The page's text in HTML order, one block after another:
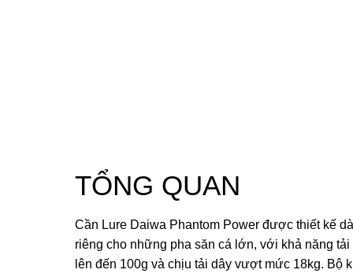
TỔNG QUAN
Cần Lure Daiwa Phantom Power được thiết kế
riêng cho những pha săn cá lớn, với khả năng tải
lên đến 100g và chịu tải dây vượt mức 18kg. Bộ